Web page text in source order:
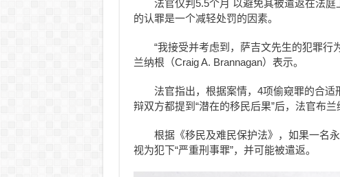
法官仅判5.5个月 以避免其被遣返在法庭
的认罪是一个减轻处罚的因素。
“我接受并考虑到，萨吉文先生的犯罪行
兰纳根（Craig A. Brannagan）表示。
法官指出，根据案情，4项偷窥罪的合
辩双方都提到“潜在的移民后果”后，法官布
根据《移民及难民保护法》，如果一名
视为犯下“严重刑事罪”，并可能被遣返。